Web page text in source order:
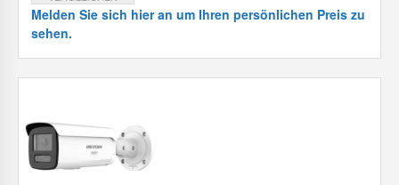
Melden Sie sich hier an um Ihren persönlichen Preis zu
sehen.